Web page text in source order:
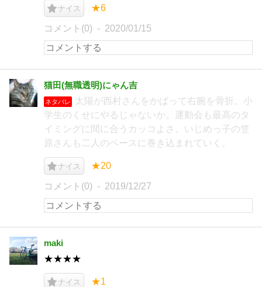
ナイス ★6
コメント(0) 2020/01/15
猫田(無職透明)にゃん吉
ネタバレ
太陽が西村さんをかばって右腕を骨折。小
学生のくせにやるじゃないか。運動会も最高のタ
イミングに間に合うカッコよさ。いじめっ子の笠
原さんも二人のペースに巻き込まれていく。
ナイス ★20
コメント(0) 2019/12/27
maki
★★★★
ナイス ★1